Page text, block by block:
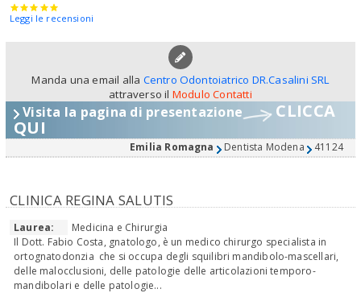
Leggi le recensioni
Manda una email alla Centro Odontoiatrico DR.Casalini SRL
attraverso il Modulo Contatti
Visita la pagina di presentazione CLICCA
QUI
Emilia Romagna Dentista Modena 41124
CLINICA REGINA SALUTIS
Laurea:
Medicina e Chirurgia
Il Dott. Fabio Costa, gnatologo, è un medico chirurgo specialista in
ortognatodonzia che si occupa degli squilibri mandibolo-mascellari,
delle malocclusioni, delle patologie delle articolazioni temporo-
mandibolari e delle patologie...